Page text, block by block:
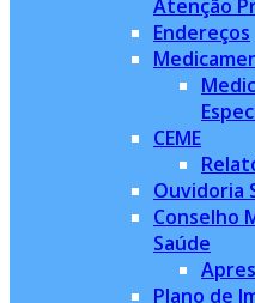
Atenção
Endereços
CEME
Ouvidoria
Conselho
Saúde
Plano de